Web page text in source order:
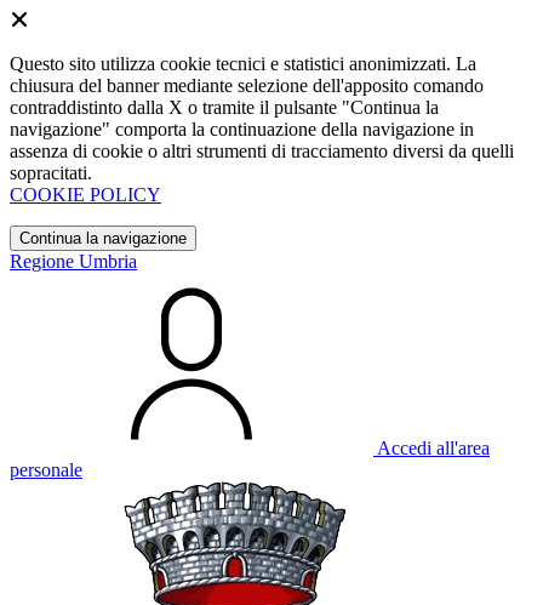
Questo sito utilizza cookie tecnici e statistici anonimizzati. La
chiusura del banner mediante selezione dell'apposito comando
contraddistinto dalla X o tramite il pulsante "Continua la
navigazione" comporta la continuazione della navigazione in
assenza di cookie o altri strumenti di tracciamento diversi da quelli
sopracitati.
COOKIE POLICY
Continua la navigazione
Regione Umbria
Accedi all'area
personale